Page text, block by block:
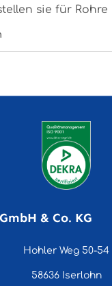
sie für Rohre
& Co. KG
Hohler Weg 50-54
58636 Iserlohn